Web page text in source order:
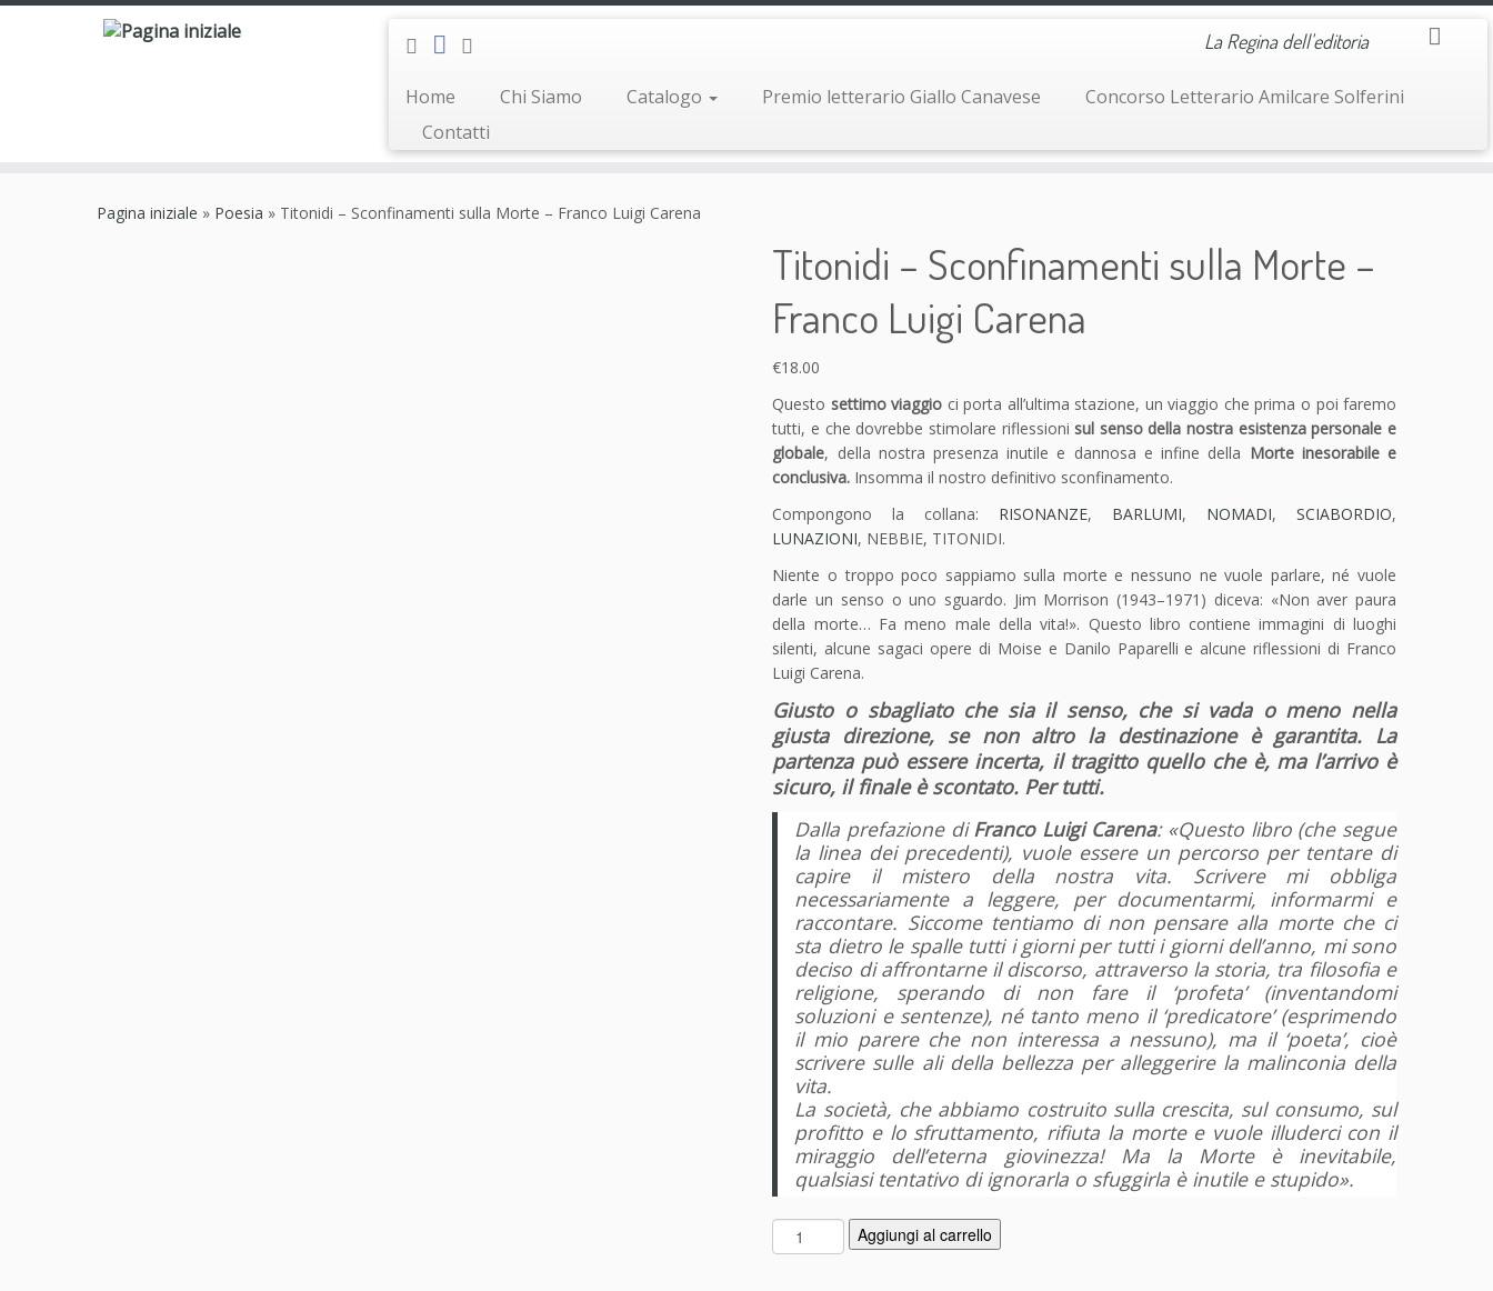
La Regina dell'editoria
Home Chi Siamo Catalogo Premio letterario Giallo Canavese
Concorso Letterario Amilcare Solferini
Contatti
Pagina iniziale » Poesia » Titonidi – Sconfinamenti sulla Morte – Franco Luigi Carena
Titonidi – Sconfinamenti sulla Morte –
Franco Luigi Carena
€18.00
Questo settimo viaggio ci porta all’ultima stazione, un viaggio che prima o poi faremo
tutti, e che dovrebbe stimolare riflessionisul senso della nostra esistenza personale e
globale, della nostra presenza inutile e dannosa e infine della Morte inesorabile e
conclusiva. Insomma il nostro definitivo sconfinamento.
Compongono la collana: RISONANZE, BARLUMI, NOMADI,SCIABORDIO,
LUNAZIONI, NEBBIE, TITONIDI.
Niente o troppo poco sappiamo sulla morte e nessuno ne vuole parlare, né vuole
darle un senso o uno sguardo. Jim Morrison (1943–1971) diceva: «Non aver paura
della morte… Fa meno male della vita!». Questo libro contiene immagini di luoghi
silenti, alcune sagaci opere di Moise e Danilo Paparelli e alcune riflessioni di Franco
Luigi Carena.
Giusto o sbagliato che sia il senso, che si vada o meno nella
giusta direzione, se non altro la destinazione è garantita. La
partenza può essere incerta, il tragitto quello che è, ma l’arrivo è
sicuro, il finale è scontato. Per tutti.
Dalla prefazione diFranco Luigi Carena: «Questo libro (che segue
la linea dei precedenti), vuole essere un percorso per tentare di
capire il mistero della nostra vita. Scrivere mi obbliga
necessariamente a leggere, per documentarmi, informarmi e
raccontare. Siccome tentiamo di non pensare alla morte che ci
sta dietro le spalle tutti i giorni per tutti i giorni dell’anno, mi sono
deciso di affrontarne il discorso, attraverso la storia, tra filosofia e
religione, sperando di non fare il ‘profeta’ (inventandomi
soluzioni e sentenze), né tanto meno il ‘predicatore’ (esprimendo
il mio parere che non interessa a nessuno), ma il ‘poeta’, cioè
scrivere sulle ali della bellezza per alleggerire la malinconia della
vita.
La società, che abbiamo costruito sulla crescita, sul consumo, sul
profitto e lo sfruttamento, rifiuta la morte e vuole illuderci con il
miraggio dell’eterna giovinezza! Ma la Morte è inevitabile,
qualsiasi tentativo di ignorarla o sfuggirla è inutile e stupido».
T
i
Aggiungi al carrello